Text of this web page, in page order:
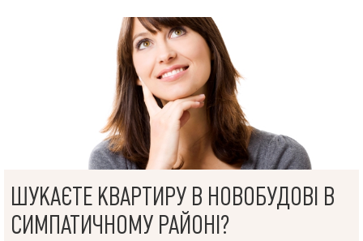
ШУКАЄТЕ КВАРТИРУ В НОВОБУДОВІ В
СИМПАТИЧНОМУ РАЙОНІ?
КЕРІВНИКОВІ